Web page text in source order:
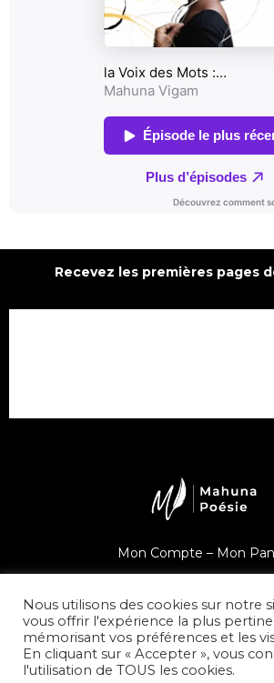
Recevez les premières pages
Mon Compte – Mon
© Mahuna Poésie
Nous utilisons des cookies sur notre
vous offrir l'expérience la plus
mémorisant vos préférences et les
En cliquant sur « Accepter », vous
l'utilisation de TOUS les cookies.